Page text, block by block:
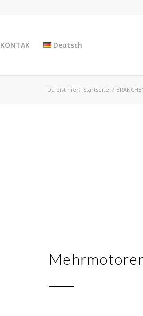
KONTAK Deutsch
Du bist hier: Startseite /